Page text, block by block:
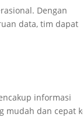
Dengan
data, tim dapat
informasi
mudah dan cepat